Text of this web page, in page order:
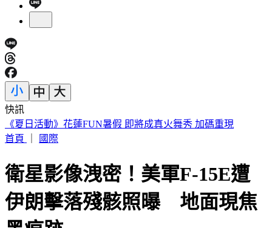
快訊
188萬《龍藏經》賣掉了！大戶不甩7折 店員爆「付現買原
價」
衛星影像洩密！美軍F-15E遭
伊朗擊落殘骸照曝 地面現焦